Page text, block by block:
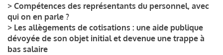
> Compétences des représentants du personnel, avec
qui on en parle ?
> Les allègements de cotisations : une aide publique
dévoyée de son objet initial et devenue une trappe à
bas salaire